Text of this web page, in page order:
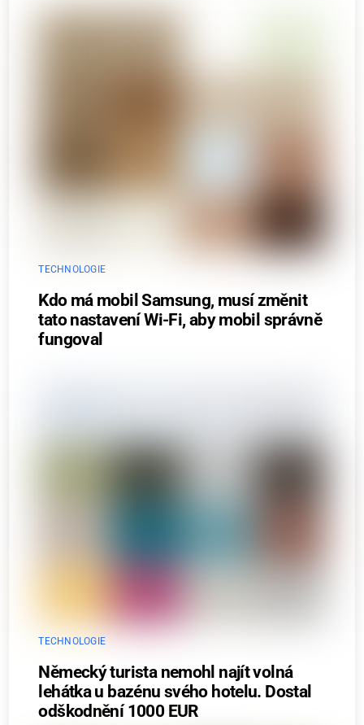
TECHNOLOGIE
Kdo má mobil Samsung, musí změnit
tato nastavení Wi-Fi, aby mobil správně
fungoval
TECHNOLOGIE
Německý turista nemohl najít volná
lehátka u bazénu svého hotelu. Dostal
odškodnění 1000 EUR